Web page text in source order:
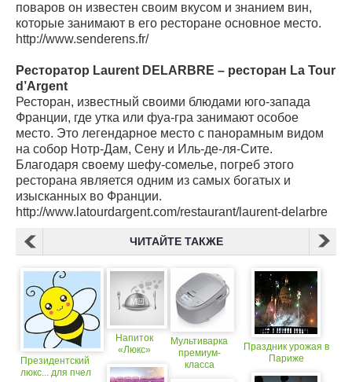
поваров он известен своим вкусом и знанием вин,
которые занимают в его ресторане основное место.
http://www.senderens.fr/
Ресторатор Laurent DELARBRE – ресторан La Tour
d’Argent
Ресторан, известный своими блюдами юго-запада
Франции, где утка или фуа-гра занимают особое
место. Это легендарное место с панорамным видом
на собор Нотр-Дам, Сену и Иль-де-ля-Сите.
Благодаря своему шефу-сомелье, погреб этого
ресторана является одним из самых богатых и
изысканных во Франции.
http://www.latourdargent.com/restaurant/laurent-delarbre
ЧИТАЙТЕ ТАКЖЕ
Президентский
люкс... для пчел
Напиток
«Люкс»
Мультиварка
премиум-
класса
Праздник урожая в
Париже